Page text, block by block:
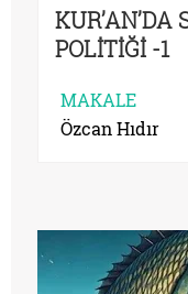
POLİTİĞİ -1
MAKALE
Özcan Hıdır